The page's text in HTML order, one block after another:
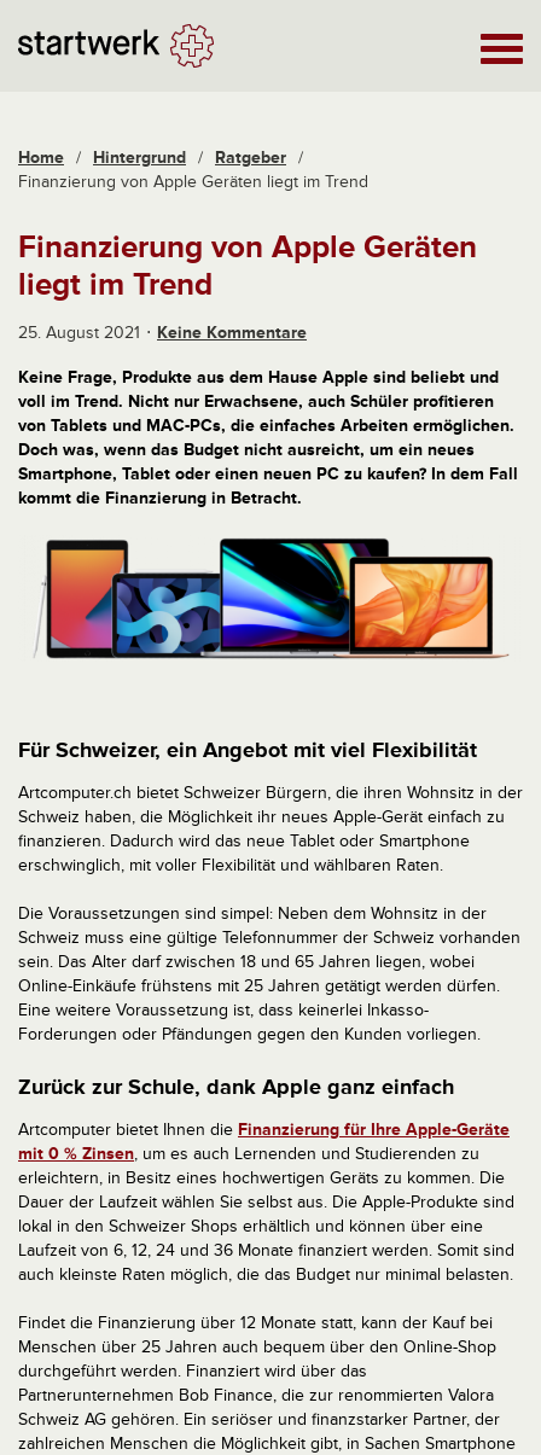
Home / Hintergrund / Ratgeber /
Finanzierung von Apple Geräten liegt im Trend
Finanzierung von Apple Geräten
liegt im Trend
25. August 2021 Keine Kommentare
Keine Frage, Produkte aus dem Hause Apple sind beliebt und
voll im Trend. Nicht nur Erwachsene, auch Schüler profitieren
von Tablets und MAC-PCs, die einfaches Arbeiten ermöglichen.
Doch was, wenn das Budget nicht ausreicht, um ein neues
Smartphone, Tablet oder einen neuen PC zu kaufen? In dem Fall
kommt die Finanzierung in Betracht.
Für Schweizer, ein Angebot mit viel Flexibilität
Artcomputer.ch bietet Schweizer Bürgern, die ihren Wohnsitz in der
Schweiz haben, die Möglichkeit ihr neues Apple-Gerät einfach zu
finanzieren. Dadurch wird das neue Tablet oder Smartphone
erschwinglich, mit voller Flexibilität und wählbaren Raten.
Die Voraussetzungen sind simpel: Neben dem Wohnsitz in der
Schweiz muss eine gültige Telefonnummer der Schweiz vorhanden
sein. Das Alter darf zwischen 18 und 65 Jahren liegen, wobei
Online-Einkäufe frühstens mit 25 Jahren getätigt werden dürfen.
Eine weitere Voraussetzung ist, dass keinerlei Inkasso-
Forderungen oder Pfändungen gegen den Kunden vorliegen.
Zurück zur Schule, dank Apple ganz einfach
Artcomputer bietet Ihnen die Finanzierung für Ihre Apple-Geräte
mit 0 % Zinsen, um es auch Lernenden und Studierenden zu
erleichtern, in Besitz eines hochwertigen Geräts zu kommen. Die
Dauer der Laufzeit wählen Sie selbst aus. Die Apple-Produkte sind
lokal in den Schweizer Shops erhältlich und können über eine
Laufzeit von 6, 12, 24 und 36 Monate finanziert werden. Somit sind
auch kleinste Raten möglich, die das Budget nur minimal belasten.
Findet die Finanzierung über 12 Monate statt, kann der Kauf bei
Menschen über 25 Jahren auch bequem über den Online-Shop
durchgeführt werden. Finanziert wird über das
Partnerunternehmen Bob Finance, die zur renommierten Valora
Schweiz AG gehören. Ein seriöser und finanzstarker Partner, der
zahlreichen Menschen die Möglichkeit gibt, in Sachen Smartphone